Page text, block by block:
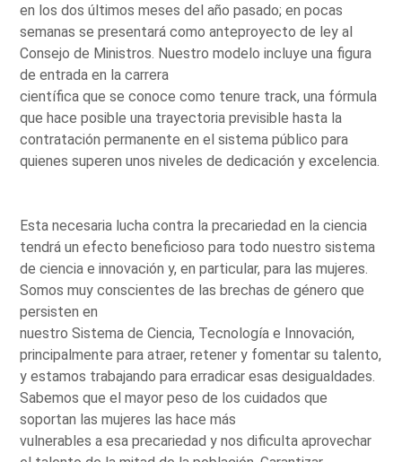
en los dos últimos meses del año pasado; en pocas
semanas se presentará como anteproyecto de ley al
Consejo de Ministros. Nuestro modelo incluye una figura
de entrada en la carrera
científica que se conoce como tenure track, una fórmula
que hace posible una trayectoria previsible hasta la
contratación permanente en el sistema público para
quienes superen unos niveles de dedicación y excelencia.
Esta necesaria lucha contra la precariedad en la ciencia
tendrá un efecto beneficioso para todo nuestro sistema
de ciencia e innovación y, en particular, para las mujeres.
Somos muy conscientes de las brechas de género que
persisten en
nuestro Sistema de Ciencia, Tecnología e Innovación,
principalmente para atraer, retener y fomentar su talento,
y estamos trabajando para erradicar esas desigualdades.
Sabemos que el mayor peso de los cuidados que
soportan las mujeres las hace más
vulnerables a esa precariedad y nos dificulta aprovechar